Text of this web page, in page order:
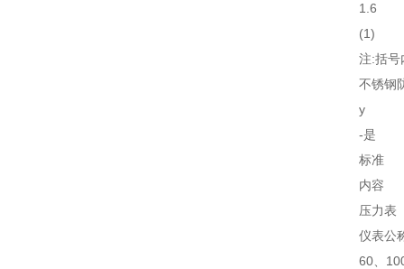
1.6
(1)
注:括号
不锈钢
y
-是
标准
内容
压力表
仪表公
60、